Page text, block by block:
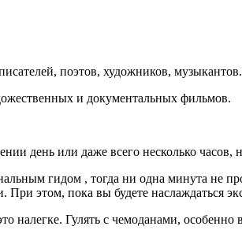
поэтов, художников,
и документальных фильмов.
день или даже всего несколько часов,
гидом , тогда ни одна минута не
этом, пока вы будете наслаждаться
налегке. Гулять с чемоданами,